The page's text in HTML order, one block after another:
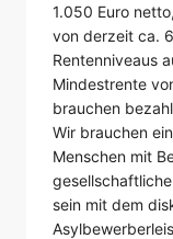
1.050 Euro
von derzeit ca.
Rentenniveaus
Mindestrente
brauchen
Wir brauchen
Menschen mit
sein mit dem